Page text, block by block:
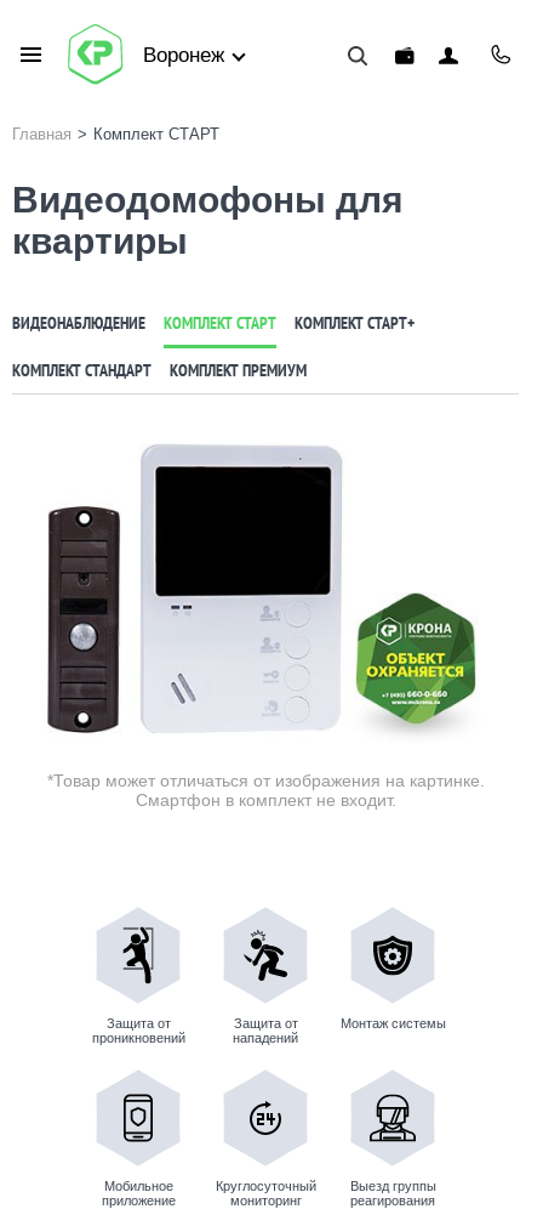
Воронеж
Главная > Комплект СТАРТ
Видеодомофоны для
квартиры
ВИДЕОНАБЛЮДЕНИЕ КОМПЛЕКТ СТАРТ КОМПЛЕКТ СТАРТ+
КОМПЛЕКТ СТАНДАРТ КОМПЛЕКТ ПРЕМИУМ
*Товар может отличаться от изображения на картинке.
Смартфон в комплект не входит.
Защита от
проникновений
Защита от
нападений
Монтаж системы
Мобильное
приложение
Круглосуточный
мониторинг
Выезд группы
реагирования